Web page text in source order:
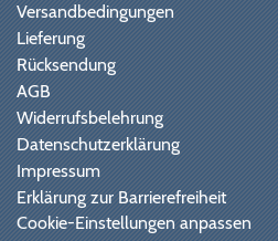
Versandbedingungen
Lieferung
Rücksendung
AGB
Widerrufsbelehrung
Datenschutzerklärung
Impressum
Erklärung zur Barrierefreiheit
Cookie-Einstellungen anpassen